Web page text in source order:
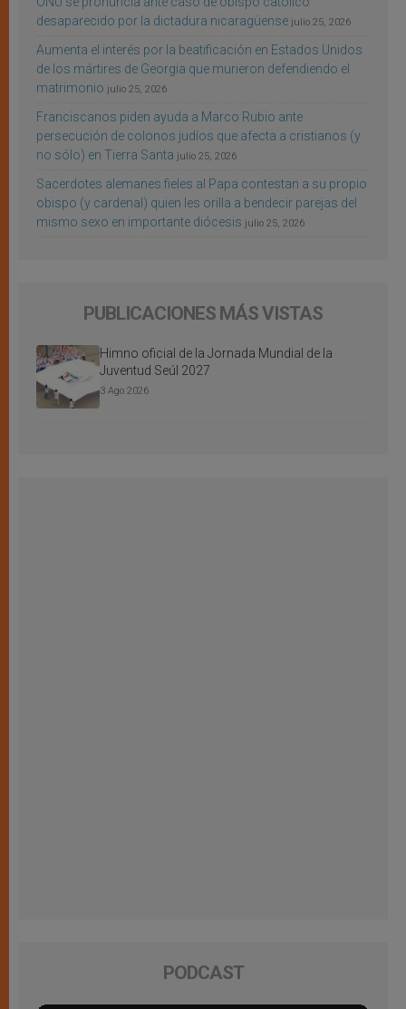
desaparecido por la dictadura nicaragüense julio 25, 2026
Aumenta el interés por la beatificación en Estados Unidos
de los mártires de Georgia que murieron defendiendo el
matrimonio julio 25, 2026
Franciscanos piden ayuda a Marco Rubio ante
persecución de colonos judíos que afecta a cristianos (y
no sólo) en Tierra Santa julio 25, 2026
Sacerdotes alemanes fieles al Papa contestan a su propio
obispo (y cardenal) quien les orilla a bendecir parejas del
mismo sexo en importante diócesis julio 25, 2026
PUBLICACIONES MÁS VISTAS
Himno oficial de la Jornada Mundial de la
Juventud Seúl 2027
3 Ago 2026
PODCAST